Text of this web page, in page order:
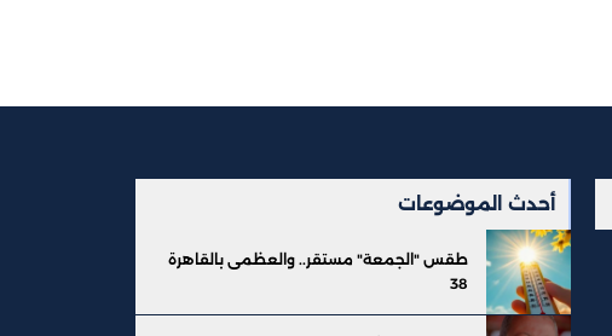
أحدث الموضوعات
طقس "الجمعة" مستقر.. والعظمى بالقاهرة
38